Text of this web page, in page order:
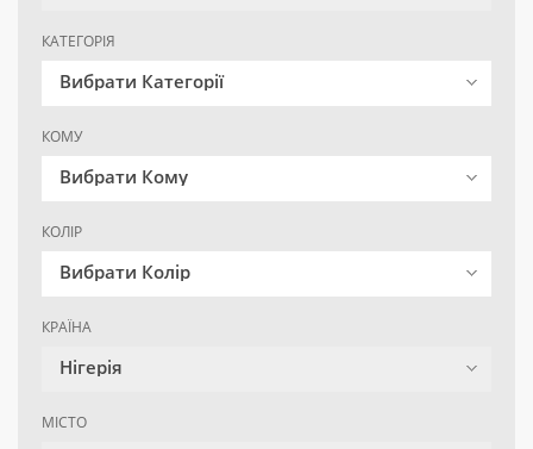
КАТЕГОРІЯ
Вибрати Категорії
КОМУ
Вибрати Кому
КОЛІР
Вибрати Колір
КРАЇНА
Нігерія
МІСТО